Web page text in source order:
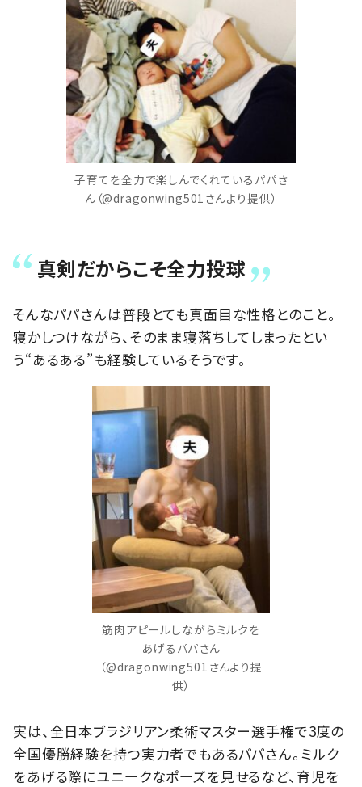
子育てを全力で楽しんでくれているパパさ
ん（@dragonwing501さんより提供）
真剣だからこそ全力投球
そんなパパさんは普段とても真面目な性格とのこと。
寝かしつけながら、そのまま寝落ちしてしまったとい
う“あるある”も経験しているそうです。
筋肉アピールしながらミルクを
あげるパパさん
（@dragonwing501さんより提
供）
実は、全日本ブラジリアン柔術マスター選手権で3度の
全国優勝経験を持つ実力者でもあるパパさん。ミルク
をあげる際にユニークなポーズを見せるなど、育児を